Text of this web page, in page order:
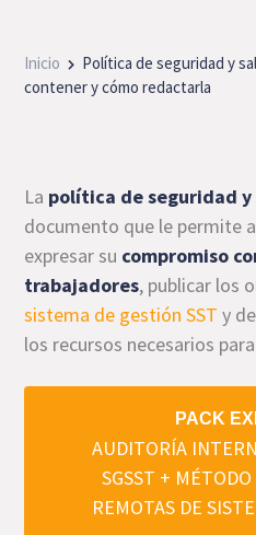
Inicio
Política de seguridad y
contener y cómo redactarla
La política de seguridad
documento que le permite
expresar su compromiso
trabajadores, publicar los
sistema de gestión SST y
los recursos necesarios
PACK
AUDITORÍA
SGSST +
REMOTAS DE